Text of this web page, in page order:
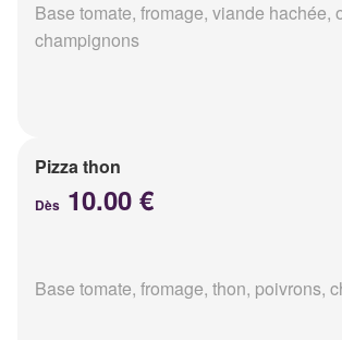
Base tomate, fromage, viande hachée,
champignons
Pizza thon
Dès 10.00 €
Base tomate, fromage, thon, poivrons,